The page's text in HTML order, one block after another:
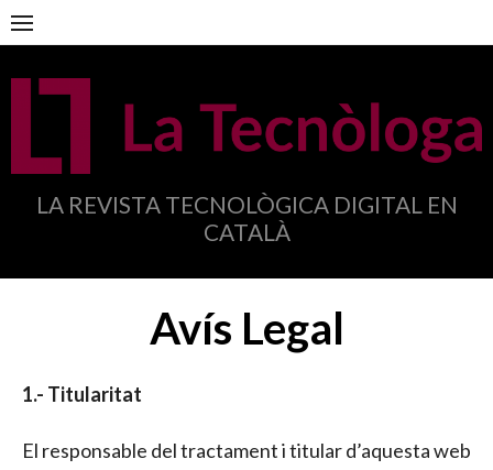
Anar
al
contingut
LA REVISTA TECNOLÒGICA DIGITAL EN
CATALÀ
Avís Legal
1.- Titularitat
El responsable del tractament i titular d’aquesta web